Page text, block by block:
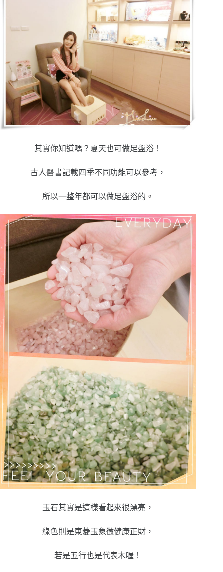
其實你知道嗎？夏天也可做足盤浴！
古人醫書記載四季不同功能可以參考，
所以一整年都可以做足盤浴的 。
玉石其實是這樣看起來很漂亮，
綠色則是東菱玉象徵健康正財，
若是五行也是代表木喔！